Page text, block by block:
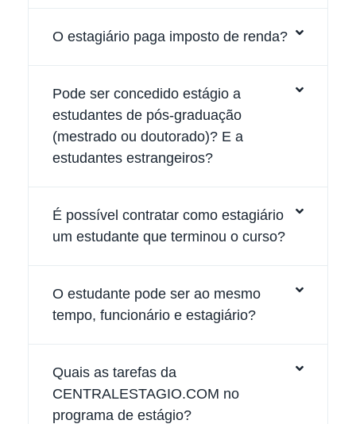
O estagiário paga imposto de renda?
Pode ser concedido estágio a
estudantes de pós-graduação
(mestrado ou doutorado)? E a
estudantes estrangeiros?
É possível contratar como estagiário
um estudante que terminou o curso?
O estudante pode ser ao mesmo
tempo, funcionário e estagiário?
Quais as tarefas da
CENTRALESTAGIO.COM no
programa de estágio?